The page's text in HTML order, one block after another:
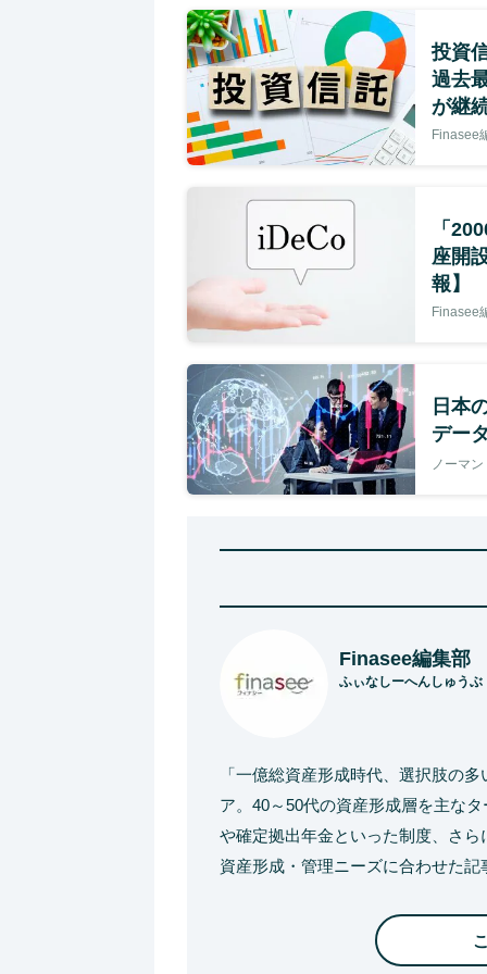
投資
過去
が継
Finasee
「
座開
報】
Finasee
日本
デー
ノーマ
Finasee編集部
ふぃなしーへんしゅうぶ
「一億総資産形成時代、選択肢の
ア。40～50代の資産形成層を主な
や確定拠出年金といった制度、さ
資産形成・管理ニーズに合わせた